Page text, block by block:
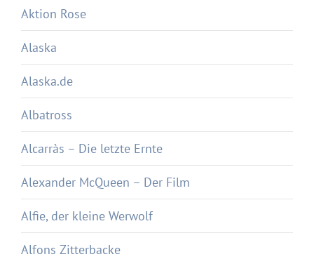
Aktion Rose
Alaska
Alaska.de
Albatross
Alcarràs – Die letzte Ernte
Alexander McQueen – Der Film
Alfie, der kleine Werwolf
Alfons Zitterbacke